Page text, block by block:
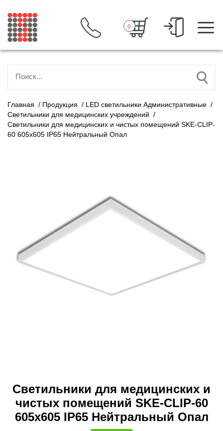
0
Главная / Продукция / LED светильники Административные /
Светильники для медицинских учреждений /
Светильники для медицинских и чистых помещений SKE-CLIP-
60 605x605 IP65 Нейтральный Опал
Светильники для медицинских и
чистых помещений SKE-CLIP-60
605x605 IP65 Нейтральный Опал